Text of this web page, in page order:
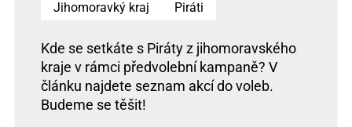
Jihomoravký kraj Piráti
Kde se setkáte s Piráty z jihomoravského
kraje v rámci předvolební kampaně? V
článku najdete seznam akcí do voleb.
Budeme se těšit!